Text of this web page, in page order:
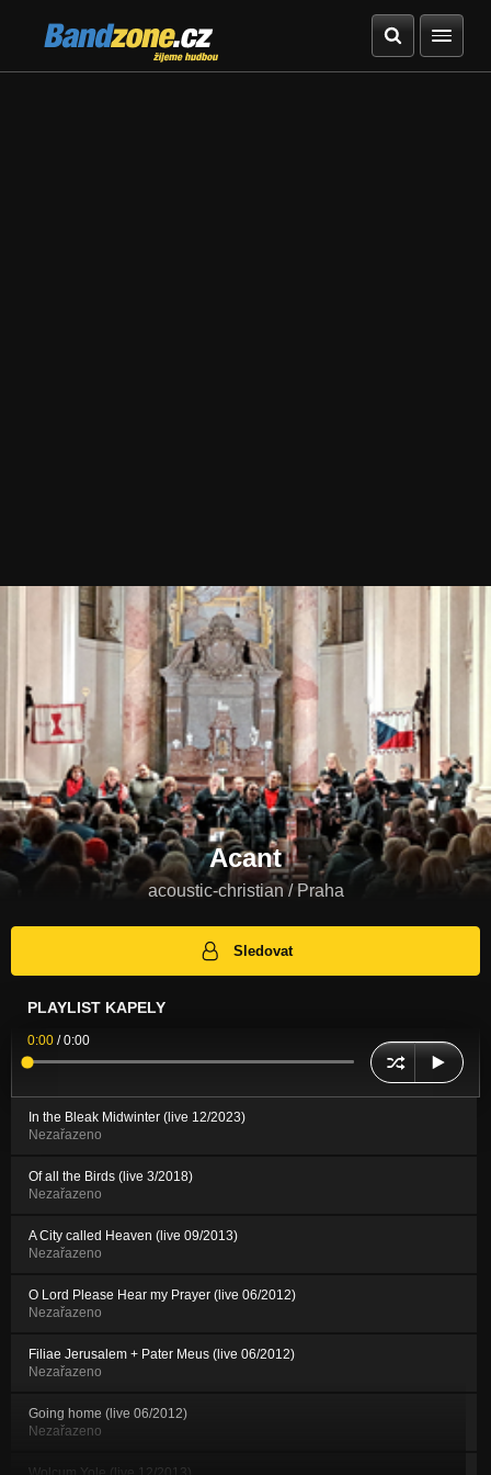
Bandzone.cz
žijeme hudbou
Acant
acoustic-christian / Praha
Sledovat
PLAYLIST KAPELY
0:00 /0:00
In the Bleak Midwinter (live 12/2023)
Nezařazeno
Of all the Birds (live 3/2018)
Nezařazeno
A City called Heaven (live 09/2013)
Nezařazeno
O Lord Please Hear my Prayer (live 06/2012)
Nezařazeno
Filiae Jerusalem + Pater Meus (live 06/2012)
Nezařazeno
Going home (live 06/2012)
Nezařazeno